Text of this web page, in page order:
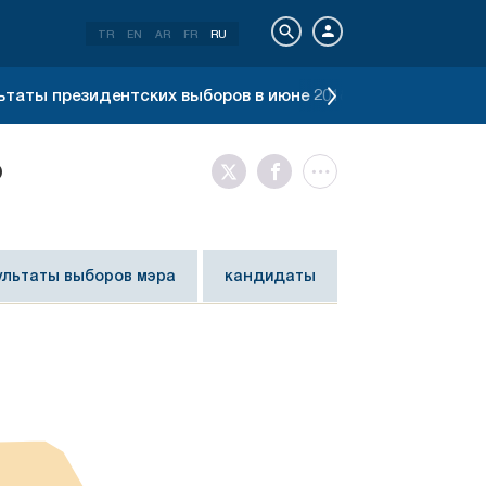
TR EN AR FR RU
президентских выборов в июне 2018 г.
выборов мэра кандидаты